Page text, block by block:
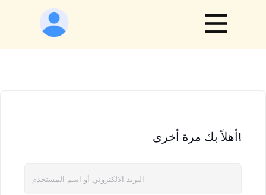
أهلاً بك مرة أخرى!